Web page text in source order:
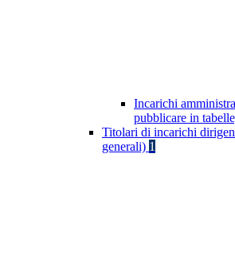
Incarichi
pubblicare in
Titolari di incarichi
generali) 1